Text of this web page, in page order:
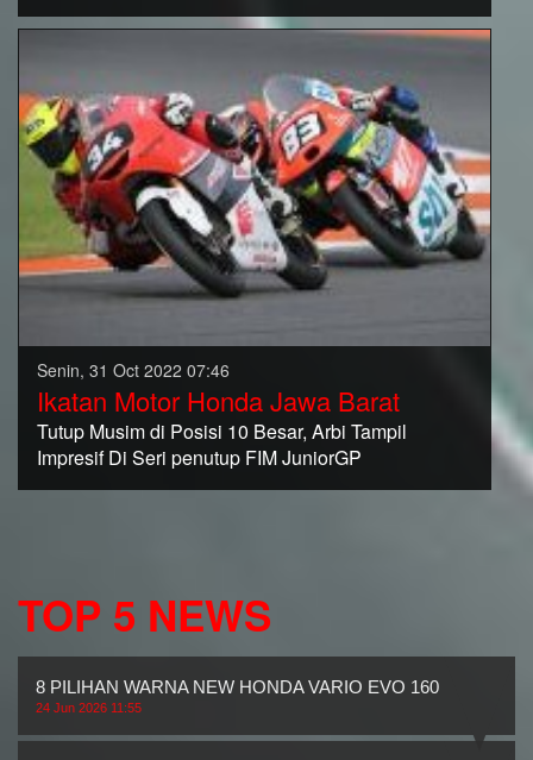
Senin, 31 Oct 2022 07:46
Ikatan Motor Honda Jawa Barat
Tutup Musim di Posisi 10 Besar, Arbi Tampil
Impresif Di Seri penutup FIM JuniorGP
TOP 5 NEWS
8 PILIHAN WARNA NEW HONDA VARIO EVO 160
24 Jun 2026 11:55